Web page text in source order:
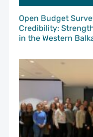
Open Budget
Credibility:
in the Western